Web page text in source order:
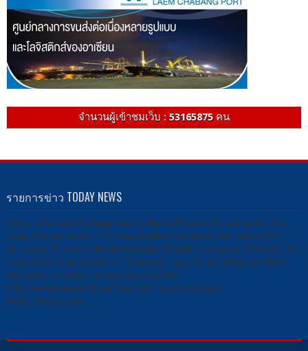
จำนวนผู้เข้าชมเว็บ : 53165875คน
รายการข่าว TODAY NEWS
รับชม -ผ่านกล่องรับสัญญาณดาวเทียมได้ที่ กล่อง PSI หมายเลข 212
กล่อง IPM หมายเลข 115 กล่อง Sunbox หมายเลข 113 กล่อง DTV
หมายเลข 79 กล่อง Infosat/ Ideasat/ Thaisat / หมายเลข 114 หรือ 167
กล่อง GMM Z หมายเลข141 Facebook : ช่อง 13 สยามไทย สถานีข่าว
YouTube : ข่าวช่อง 13 สยามไทย เว็บไซต์ :
http://www.newstv13siamthai.com/ ชมสดออนไลน์ :
www.13livetv.com